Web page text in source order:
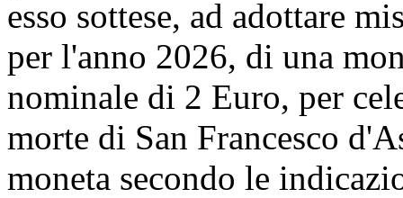
esso sottese, ad adottare
per l'anno 2026, di una
nominale di 2 Euro, per
morte di San Francesco
moneta secondo le